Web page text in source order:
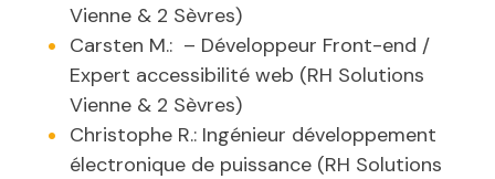
Vienne & 2 Sèvres)
Carsten M.: – Développeur Front-end /
Expert accessibilité web (RH Solutions
Vienne & 2 Sèvres)
Christophe R.: Ingénieur développement
électronique de puissance (RH Solutions